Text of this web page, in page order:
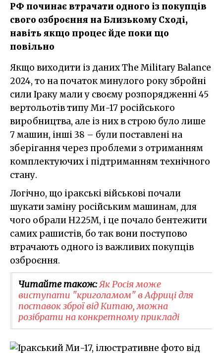
РФ починає втрачати одного із покупців
свого озброєння на Близькому Сході,
навіть якщо процес йде поки що
повільно
Якщо виходити із даних The Military Balance
2024, то на початок минулого року збройні
сили Іраку мали у своєму розпорядженні 45
вертольотів типу Ми-17 російського
виробництва, але із них в строю було лише
7 машин, інші 38 – були поставлені на
зберігання через проблеми з отриманням
комплектуючих і підтриманням технічного
стану.
Логічно, що іракські військові почали
шукати заміну російським машинам, для
чого обрали H225M, і це почало бентежити
самих рашистів, бо так вони поступово
втрачають одного із важливих покупців
озброєння.
Читайте також:Як Росія може
виступати "криголамом" в Африці для
поставок зброї від Китаю, можна
розібрати на конкретному прикладі